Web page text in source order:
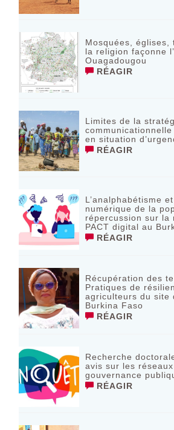
Mosquées, églises,
la religion façonne
Ouagadougou
RÉAGIR
Limites de la
communicationnelle
en situation
RÉAGIR
L’analphabétisme
numérique de la
répercussion sur la
PACT digital au
RÉAGIR
Récupération des
Pratiques de
agriculteurs du site
Burkina Faso
RÉAGIR
Recherche
avis sur les
gouvernance
RÉAGIR